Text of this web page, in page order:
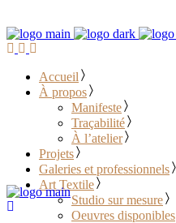
Accueil
À propos
Manifeste
Traçabilité
À l’atelier
Projets
Galeries et professionnels
Art Textile
Studio sur mesure
Oeuvres disponibles